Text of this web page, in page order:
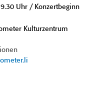
Uhr / Konzertbeginn
Kulturzentrum